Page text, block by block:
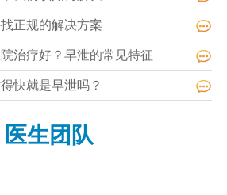
正规的解决方案
治疗好？早泄的常见特征
快就是早泄吗？
医生团队